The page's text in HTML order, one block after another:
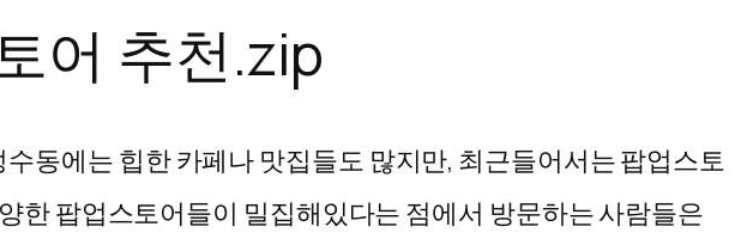
어 추천.zip
동에는 힙한 카페나 맛집들도 많지만, 최근들어서는 팝업스토
한 팝업스토어들이 밀집해있다는 점에서 방문하는 사람들은